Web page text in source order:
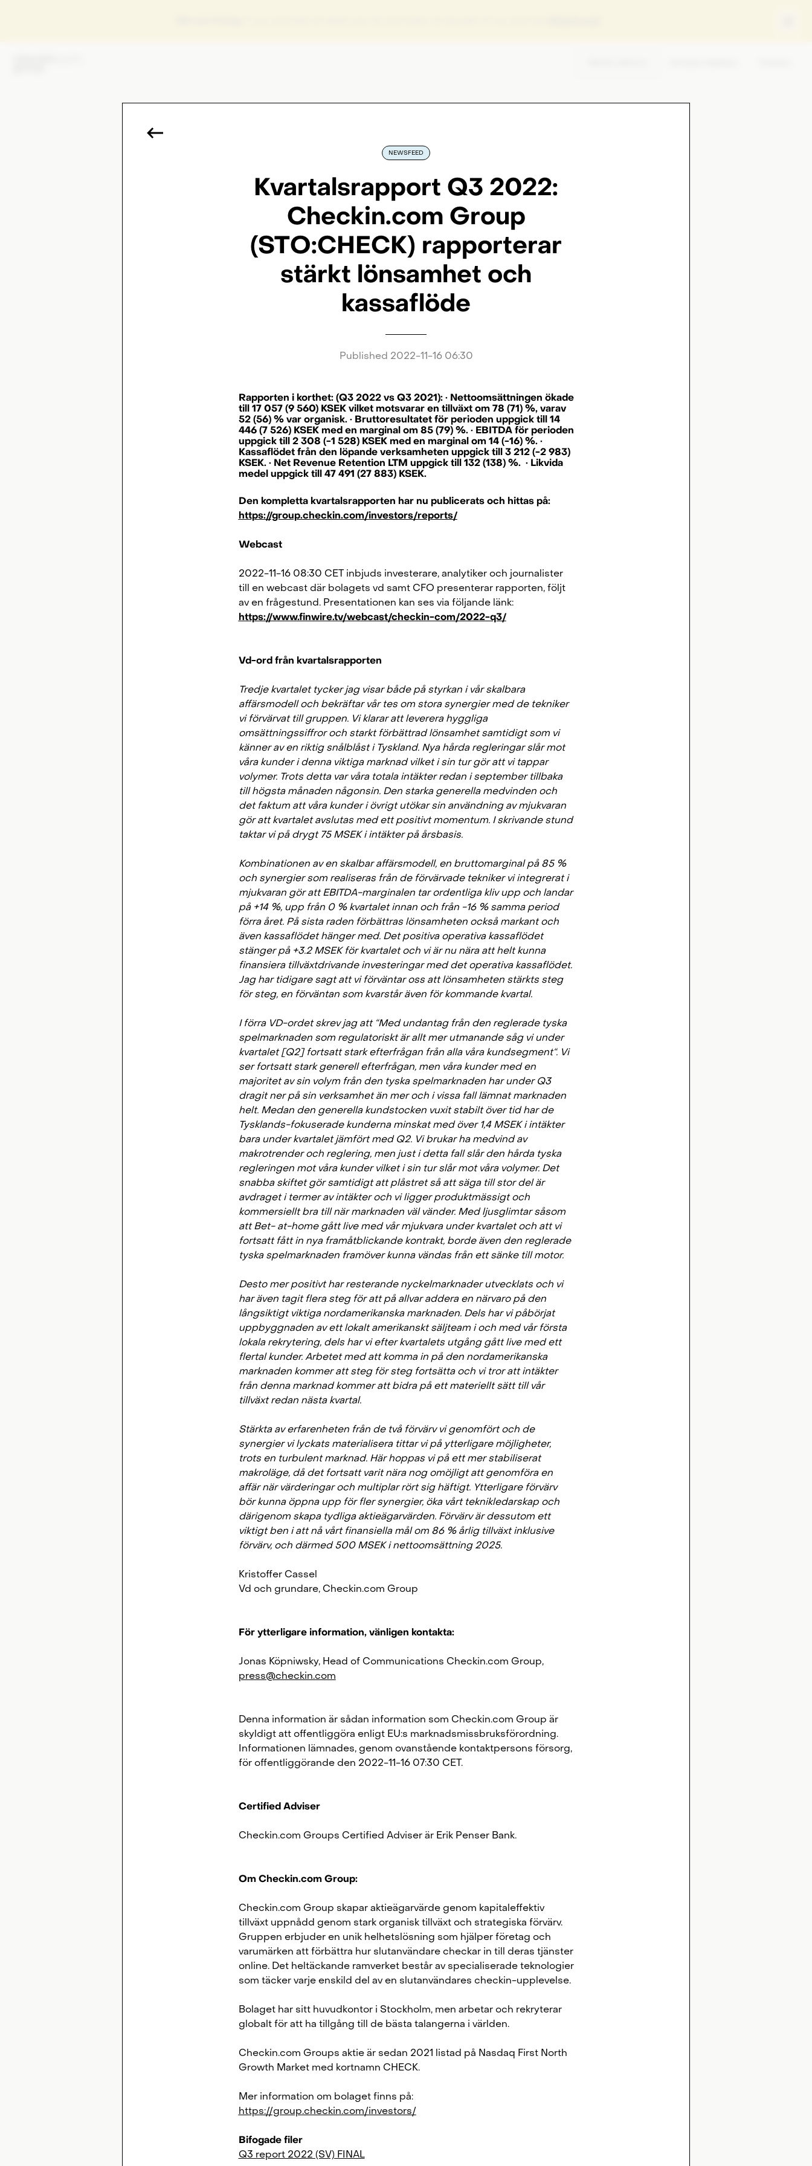
NEWSFEED
Kvartalsrapport Q3 2022:
Checkin.com Group
(STO:CHECK) rapporterar
stärkt lönsamhet och
kassaflöde
Published 2022-11-16 06:30
Rapporten i korthet: (Q3 2022 vs Q3 2021): · Nettoomsättningen ökade
till 17 057 (9 560) KSEK vilket motsvarar en tillväxt om 78 (71) %, varav
52 (56) % var organisk. · Bruttoresultatet för perioden uppgick till 14
446 (7 526) KSEK med en marginal om 85 (79) %. · EBITDA för perioden
uppgick till 2 308 (-1 528) KSEK med en marginal om 14 (-16) %. ·
Kassaflödet från den löpande verksamheten uppgick till 3 212 (-2 983)
KSEK. · Net Revenue Retention LTM uppgick till 132 (138) %. · Likvida
medel uppgick till 47 491 (27 883) KSEK.
Den kompletta kvartalsrapporten har nu publicerats och hittas på:
https://group.checkin.com/investors/reports/
Webcast
2022-11-16 08:30 CET inbjuds investerare, analytiker och journalister
till en webcast där bolagets vd samt CFO presenterar rapporten, följt
av en frågestund. Presentationen kan ses via följande länk:
https://www.finwire.tv/webcast/checkin-com/2022-q3/
Vd-ord från kvartalsrapporten
Tredje kvartalet tycker jag visar både på styrkan i vår skalbara
affärsmodell och bekräftar vår tes om stora synergier med de tekniker
vi förvärvat till gruppen. Vi klarar att leverera hyggliga
omsättningssiffror och starkt förbättrad lönsamhet samtidigt som vi
känner av en riktig snålblåst i Tyskland. Nya hårda regleringar slår mot
våra kunder i denna viktiga marknad vilket i sin tur gör att vi tappar
volymer. Trots detta var våra totala intäkter redan i september tillbaka
till högsta månaden någonsin. Den starka generella medvinden och
det faktum att våra kunder i övrigt utökar sin användning av mjukvaran
gör att kvartalet avslutas med ett positivt momentum. I skrivande stund
taktar vi på drygt 75 MSEK i intäkter på årsbasis.
Kombinationen av en skalbar affärsmodell, en bruttomarginal på 85 %
och synergier som realiseras från de förvärvade tekniker vi integrerat i
mjukvaran gör att EBITDA-marginalen tar ordentliga kliv upp och landar
på +14 %, upp från 0 % kvartalet innan och från -16 % samma period
förra året. På sista raden förbättras lönsamheten också markant och
även kassaflödet hänger med. Det positiva operativa kassaflödet
stänger på +3.2 MSEK för kvartalet och vi är nu nära att helt kunna
finansiera tillväxtdrivande investeringar med det operativa kassaflödet.
Jag har tidigare sagt att vi förväntar oss att lönsamheten stärkts steg
för steg, en förväntan som kvarstår även för kommande kvartal.
I förra VD-ordet skrev jag att “Med undantag från den reglerade tyska
spelmarknaden som regulatoriskt är allt mer utmanande såg vi under
kvartalet [Q2] fortsatt stark efterfrågan från alla våra kundsegment“. Vi
ser fortsatt stark generell efterfrågan, men våra kunder med en
majoritet av sin volym från den tyska spelmarknaden har under Q3
dragit ner på sin verksamhet än mer och i vissa fall lämnat marknaden
helt. Medan den generella kundstocken vuxit stabilt över tid har de
Tysklands-fokuserade kunderna minskat med över 1,4 MSEK i intäkter
bara under kvartalet jämfört med Q2. Vi brukar ha medvind av
makrotrender och reglering, men just i detta fall slår den hårda tyska
regleringen mot våra kunder vilket i sin tur slår mot våra volymer. Det
snabba skiftet gör samtidigt att plåstret så att säga till stor del är
avdraget i termer av intäkter och vi ligger produktmässigt och
kommersiellt bra till när marknaden väl vänder. Med ljusglimtar såsom
att Bet- at-home gått live med vår mjukvara under kvartalet och att vi
fortsatt fått in nya framåtblickande kontrakt, borde även den reglerade
tyska spelmarknaden framöver kunna vändas från ett sänke till motor.
Desto mer positivt har resterande nyckelmarknader utvecklats och vi
har även tagit flera steg för att på allvar addera en närvaro på den
långsiktigt viktiga nordamerikanska marknaden. Dels har vi påbörjat
uppbyggnaden av ett lokalt amerikanskt säljteam i och med vår första
lokala rekrytering, dels har vi efter kvartalets utgång gått live med ett
flertal kunder. Arbetet med att komma in på den nordamerikanska
marknaden kommer att steg för steg fortsätta och vi tror att intäkter
från denna marknad kommer att bidra på ett materiellt sätt till vår
tillväxt redan nästa kvartal.
Stärkta av erfarenheten från de två förvärv vi genomfört och de
synergier vi lyckats materialisera tittar vi på ytterligare möjligheter,
trots en turbulent marknad. Här hoppas vi på ett mer stabiliserat
makroläge, då det fortsatt varit nära nog omöjligt att genomföra en
affär när värderingar och multiplar rört sig häftigt. Ytterligare förvärv
bör kunna öppna upp för fler synergier, öka vårt teknikledarskap och
därigenom skapa tydliga aktieägarvärden. Förvärv är dessutom ett
viktigt ben i att nå vårt finansiella mål om 86 % årlig tillväxt inklusive
förvärv, och därmed 500 MSEK i nettoomsättning 2025.
Kristoffer Cassel
Vd och grundare, Checkin.com Group
För ytterligare information, vänligen kontakta:
Jonas Köpniwsky, Head of Communications Checkin.com Group,
press@checkin.com
Denna information är sådan information som Checkin.com Group är
skyldigt att offentliggöra enligt EU:s marknadsmissbruksförordning.
Informationen lämnades, genom ovanstående kontaktpersons försorg,
för offentliggörande den 2022-11-16 07:30 CET.
Certified Adviser
Checkin.com Groups Certified Adviser är Erik Penser Bank.
Om Checkin.com Group:
Checkin.com Group skapar aktieägarvärde genom kapitaleffektiv
tillväxt uppnådd genom stark organisk tillväxt och strategiska förvärv.
Gruppen erbjuder en unik helhetslösning som hjälper företag och
varumärken att förbättra hur slutanvändare checkar in till deras tjänster
online. Det heltäckande ramverket består av specialiserade teknologier
som täcker varje enskild del av en slutanvändares checkin-upplevelse.
Bolaget har sitt huvudkontor i Stockholm, men arbetar och rekryterar
globalt för att ha tillgång till de bästa talangerna i världen.
Checkin.com Groups aktie är sedan 2021 listad på Nasdaq First North
Growth Market med kortnamn CHECK.
Mer information om bolaget finns på:
https://group.checkin.com/investors/
Bifogade filer
Q3 report 2022 (SV) FINAL